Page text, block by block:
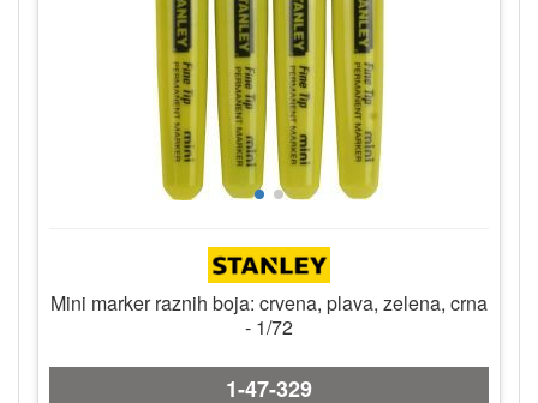
Mini marker raznih boja: crvena, plava, zelena, crna
- 1/72
1-47-329